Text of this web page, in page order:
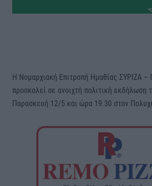
Η Νομαρχιακή Επιτροπή Ημαθίας ΣΥΡΙΖΑ –
προσκαλεί σε ανοιχτή πολιτική εκδήλωση
Παρασκευή 12/5 και ώρα 19.30 στον